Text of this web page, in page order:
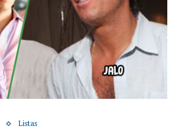
Listas